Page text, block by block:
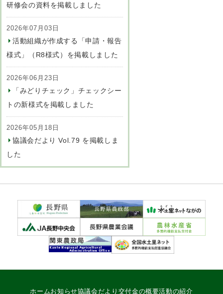
研修会の資料を掲載しました
2026年07月03日
活動組織が作成する「申請・報告
様式」（R8様式）を掲載しました
2026年06月23日
「みどりチェック」チェックシー
トの新様式を掲載しました
2026年05月18日
協議会だより Vol.79 を掲載しま
した
ホームお知らせ協議会だより 交付金の概要活動の紹介